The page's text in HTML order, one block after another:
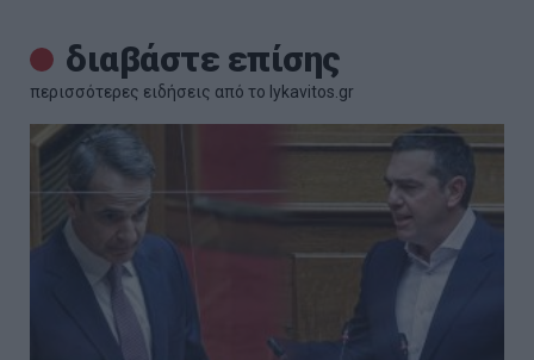
διαβάστε επίσης
περισσότερες ειδήσεις από το lykavitos.gr